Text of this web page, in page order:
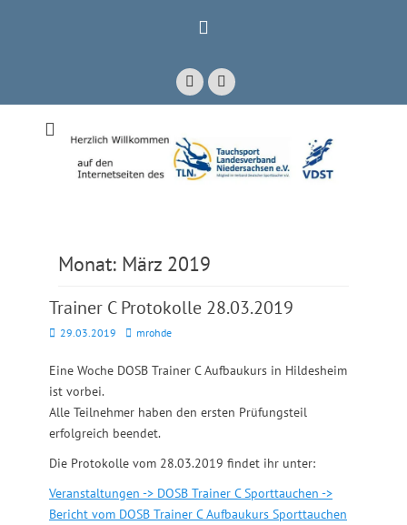
FacebookE-
Mail
Tauchsport
Landesverband
Monat: März 2019
Trainer C Protokolle 28.03.2019
Posted
29.03.2019 Autormrohde
Eine Woche DOSB Trainer C Aufbaukurs in Hildesheim
ist vorbei.
Alle Teilnehmer haben den ersten Prüfungsteil
erfolgreich beendet.
Die Protokolle vom 28.03.2019 findet ihr unter:
Veranstaltungen -> DOSB Trainer C Sporttauchen ->
Bericht vom DOSB Trainer C Aufbaukurs Sporttauchen